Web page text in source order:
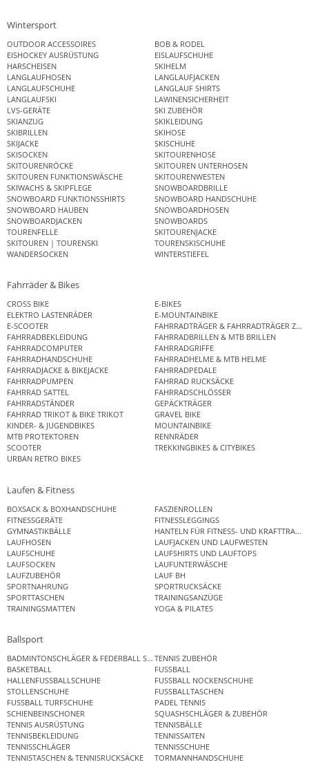
Wintersport
OUTDOOR ACCESSOIRES
BOB & RODEL
EISHOCKEY AUSRÜSTUNG
EISLAUFSCHUHE
HARSCHEISEN
SKIHELM
LANGLAUFHOSEN
LANGLAUFJACKEN
LANGLAUFSCHUHE
LANGLAUF SHIRTS
LANGLAUFSKI
LAWINENSICHERHEIT
LVS-GERÄTE
SKI ZUBEHÖR
SKIANZUG
SKIKLEIDUNG
SKIBRILLEN
SKIHOSE
SKIJACKE
SKISCHUHE
SKISOCKEN
SKITOURENHOSE
SKITOURENRÖCKE
SKITOUREN UNTERHOSEN
SKITOUREN FUNKTIONSWÄSCHE
SKITOURENWESTEN
SKIWACHS & SKIPFLEGE
SNOWBOARDBRILLE
SNOWBOARD FUNKTIONSSHIRTS
SNOWBOARD HANDSCHUHE
SNOWBOARD HAUBEN
SNOWBOARDHOSEN
SNOWBOARDJACKEN
SNOWBOARDS
TOURENFELLE
SKITOURENJACKE
SKITOUREN | TOURENSKI
TOURENSKISCHUHE
WANDERSOCKEN
WINTERSTIEFEL
Fahrräder & Bikes
CROSS BIKE
E-BIKES
ELEKTRO LASTENRÄDER
E-MOUNTAINBIKE
E-SCOOTER
FAHRRADTRÄGER & FAHRRADTRÄGER
FAHRRADBEKLEIDUNG
FAHRRADBRILLEN & MTB BRILLEN
FAHRRADCOMPUTER
FAHRRADGRIFFE
FAHRRADHANDSCHUHE
FAHRRADHELME & MTB HELME
FAHRRADJACKE & BIKEJACKE
FAHRRADPEDALE
FAHRRADPUMPEN
FAHRRAD RUCKSÄCKE
FAHRRAD SATTEL
FAHRRADSCHLÖSSER
FAHRRADSTÄNDER
GEPÄCKTRÄGER
FAHRRAD TRIKOT & BIKE TRIKOT
GRAVEL BIKE
KINDER- & JUGENDBIKES
MOUNTAINBIKE
MTB PROTEKTOREN
RENNRÄDER
SCOOTER
TREKKINGBIKES & CITYBIKES
URBAN RETRO BIKES
Laufen & Fitness
BOXSACK & BOXHANDSCHUHE
FASZIENROLLEN
FITNESSGERÄTE
FITNESSLEGGINGS
GYMNASTIKBÄLLE
HANTELN FÜR FITNESS- UND
LAUFHOSEN
LAUFJACKEN UND LAUFWESTEN
LAUFSCHUHE
LAUFSHIRTS UND LAUFTOPS
LAUFSOCKEN
LAUFUNTERWÄSCHE
LAUFZUBEHÖR
LAUF BH
SPORTNAHRUNG
SPORTRUCKSÄCKE
SPORTTASCHEN
TRAININGSANZÜGE
TRAININGSMATTEN
YOGA & PILATES
Ballsport
BADMINTONSCHLÄGER & FEDERBALL SETSTENNIS ZUBEHÖR
BASKETBALL
FUSSBALL
HALLENFUSSBALLSCHUHE
FUSSBALL NOCKENSCHUHE
STOLLENSCHUHE
FUSSBALLTASCHEN
FUSSBALL TURFSCHUHE
PADEL TENNIS
SCHIENBEINSCHONER
SQUASHSCHLÄGER & ZUBEHÖR
TENNIS AUSRÜSTUNG
TENNISBÄLLE
TENNISBEKLEIDUNG
TENNISSAITEN
TENNISSCHLÄGER
TENNISSCHUHE
TENNISTASCHEN & TENNISRUCKSÄCKE
TORMANNHANDSCHUHE